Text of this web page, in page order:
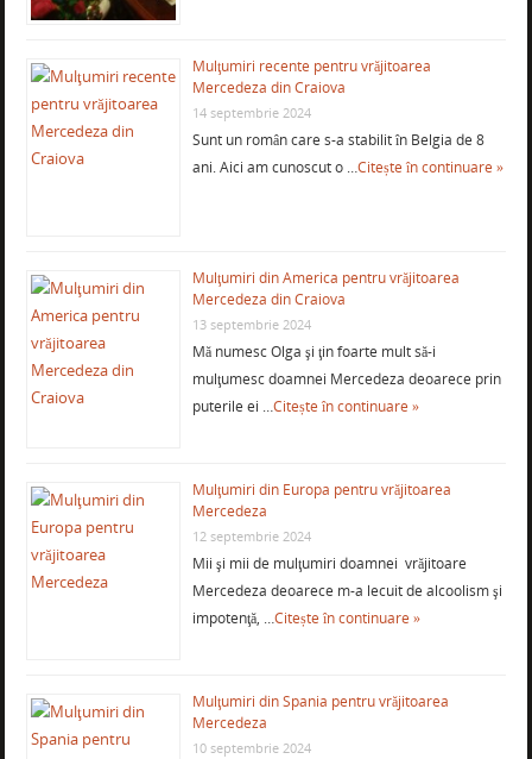
Mulţumiri recente pentru vrăjitoarea
Mercedeza din Craiova
14 septembrie 2024
Sunt un român care s-a stabilit în Belgia de 8
ani. Aici am cunoscut o …Citește în continuare »
Mulţumiri din America pentru vrăjitoarea
Mercedeza din Craiova
13 septembrie 2024
Mă numesc Olga şi ţin foarte mult să-i
mulţumesc doamnei Mercedeza deoarece prin
puterile ei …Citește în continuare »
Mulţumiri din Europa pentru vrăjitoarea
Mercedeza
12 septembrie 2024
Mii şi mii de mulţumiri doamnei vrăjitoare
Mercedeza deoarece m-a lecuit de alcoolism şi
impotenţă, …Citește în continuare »
Mulţumiri din Spania pentru vrăjitoarea
Mercedeza
10 septembrie 2024